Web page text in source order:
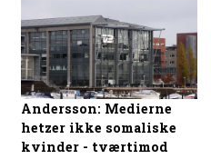
Andersson: Medierne
hetzer ikke somaliske
kvinder - tværtimod